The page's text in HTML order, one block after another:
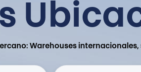
Warehouses internacionales,